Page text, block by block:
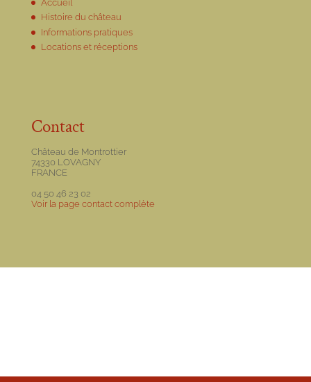
Accueil
Histoire du château
Informations pratiques
Locations et réceptions
Contact
Château de Montrottier
74330 LOVAGNY
FRANCE
04 50 46 23 02
Voir la page contact complète